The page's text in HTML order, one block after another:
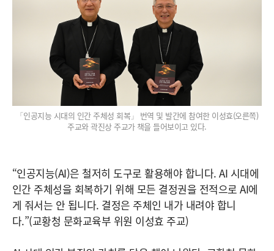
「인공지능 시대의 인간 주체성 회복」 번역 및 발간에 참여한 이성효(오른쪽)
주교와 곽진상 주교가 책을 들어보이고 있다.
“인공지능(AI)은 철저히 도구로 활용해야 합니다. AI 시대에
인간 주체성을 회복하기 위해 모든 결정권을 전적으로 AI에
게 줘서는 안 됩니다. 결정은 주체인 내가 내려야 합니
다.”(교황청 문화교육부 위원 이성효 주교)